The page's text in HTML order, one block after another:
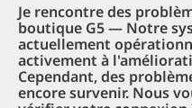
Je rencontre des
boutique G5 — Notre
actuellement
activement à
Cependant, des
encore survenir. Nous